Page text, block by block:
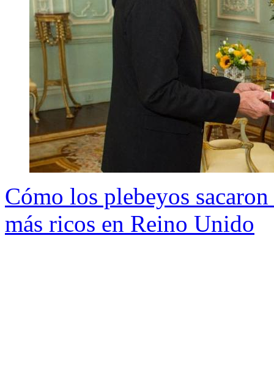
Cómo los plebeyos
más ricos en Reino Unido